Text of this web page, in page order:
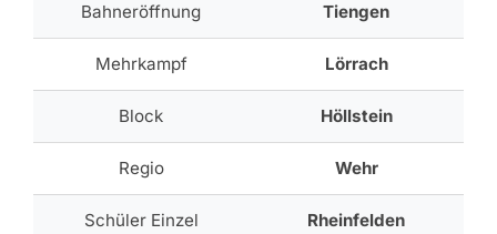
Bahneröffnung Tiengen
Mehrkampf Lörrach
Block Höllstein
Regio Wehr
Schüler Einzel Rheinfelden